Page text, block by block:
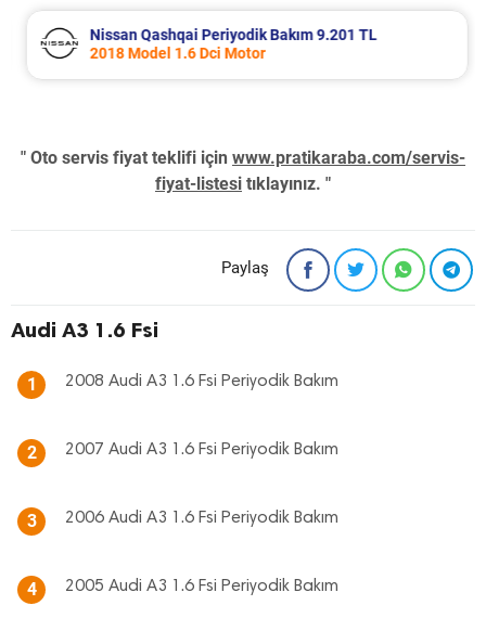
Nissan Qashqai Periyodik Bakım 9.201 TL
2018 Model 1.6 Dci Motor
" Oto servis fiyat teklifi için www.pratikaraba.com/servis-
fiyat-listesi tıklayınız. "
Paylaş
Audi A3 1.6 Fsi
1 2008 Audi A3 1.6 Fsi Periyodik Bakım
2 2007 Audi A3 1.6 Fsi Periyodik Bakım
3 2006 Audi A3 1.6 Fsi Periyodik Bakım
4 2005 Audi A3 1.6 Fsi Periyodik Bakım